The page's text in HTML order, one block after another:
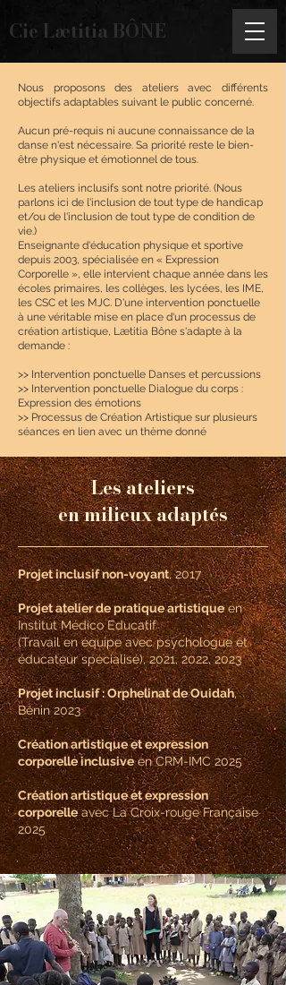
Cie Lætitia BÔNE
Nous proposons des ateliers avec différents
objectifs adaptables suivant le public concerné.
Aucun pré-requis ni aucune connaissance de la
danse n'est nécessaire. Sa priorité reste le bien-
être physique et émotionnel de tous.
Les ateliers inclusifs sont notre priorité. (Nous
parlons ici de l'inclusion de tout type de handicap
et/ou de l'inclusion de tout type de condition de
vie.)
Enseignante d'éducation physique et sportive
depuis 2003, spécialisée en « Expression
Corporelle », elle intervient chaque année dans les
écoles primaires, les collèges, les lycées, les IME,
les CSC et les MJC. D'une intervention ponctuelle
à une véritable mise en place d'un processus de
création artistique, Lætitia Bône s'adapte à la
demande :
>> Intervention ponctuelle Danses et percussions
>> Intervention ponctuelle Dialogue du corps :
Expression des émotions
>> Processus de Création Artistique sur plusieurs
séances en lien avec un thème donné
Les ateliers
en milieux adaptés
Projet inclusif non-voyant, 2017
Projet atelier de pratique artistiqueen
Institut Médico Educatif
(Travail en équipe avec psychologue et
éducateur spécialisé), 2021, 2022, 2023
Projet inclusif : Orphelinat de Ouidah,
Bénin 2023
Création artistique et expression
corporelle inclusiveen CRM-IMC 2025
Création artistique et expression
corporelleavec La Croix-rouge Française
2025